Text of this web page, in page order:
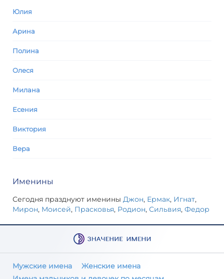
Юлия
Арина
Полина
Олеся
Милана
Есения
Виктория
Вера
Именины
Сегодня празднуют именины Джон, Ермак, Игнат,
Мирон, Моисей, Прасковья, Родион, Сильвия, Федор
Мужские имена
Женские имена